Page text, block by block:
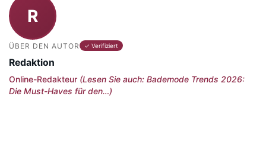
R
ÜBER DEN AUTOR ✓ Verifiziert
Redaktion
Online-Redakteur (Lesen Sie auch: Bademode Trends 2026:
Die Must-Haves für den…)